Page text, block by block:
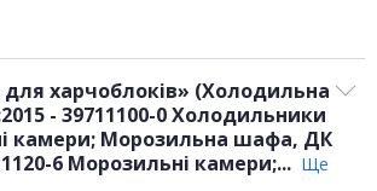
харчоблоків» (Холодильна
- 39711100-0 Холодильники
шафа, ДК
6 Морозильні камери;... Ще